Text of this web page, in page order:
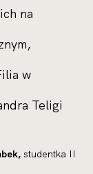
na
w
Teligi
studentka II